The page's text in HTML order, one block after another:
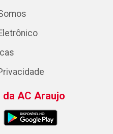
da AC Araujo